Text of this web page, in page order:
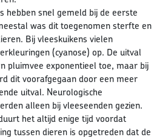
hebben snel gemeld bij de eerste
was dit toegenomen sterfte en
Bij vleeskuikens vielen
(cyanose) op. De uitval
pluimvee exponentieel toe, maar bij
dit voorafgegaan door een meer
uitval. Neurologische
alleen bij vleeseenden gezien.
het altijd enige tijd voordat
tussen dieren is opgetreden dat de